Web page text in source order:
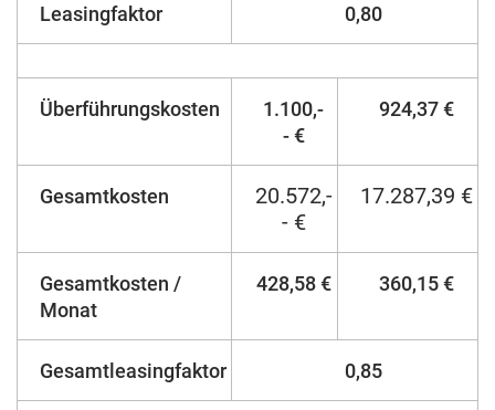
Leasingfaktor 0,80
Überführungskosten
1.100,-
- €
924,37 €
Gesamtkosten
20.572,-
- €
17.287,39 €
Gesamtkosten /
Monat
428,58 € 360,15 €
Gesamtleasingfaktor 0,85